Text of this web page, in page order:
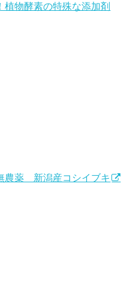
植物酵素の特殊な添加剤
農薬 新潟産コシイブキ